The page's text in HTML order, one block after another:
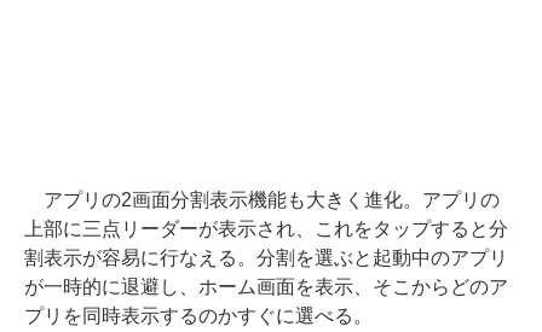
アプリの2画面分割表示機能も大きく進化。アプリの
上部に三点リーダーが表示され、これをタップすると分
割表示が容易に行なえる。分割を選ぶと起動中のアプリ
が一時的に退避し、ホーム画面を表示、そこからどのア
プリを同時表示するのかすぐに選べる。